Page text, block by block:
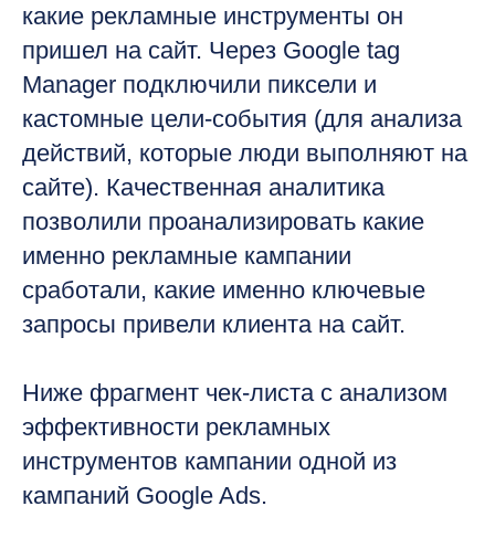
какие рекламные инструменты он
пришел на сайт. Через Google tag
Manager подключили пиксели и
кастомные цели-события (для анализа
действий, которые люди выполняют на
сайте). Качественная аналитика
позволили проанализировать какие
именно рекламные кампании
сработали, какие именно ключевые
запросы привели клиента на сайт.
Ниже фрагмент чек-листа с анализом
эффективности рекламных
инструментов кампании одной из
кампаний Google Ads.